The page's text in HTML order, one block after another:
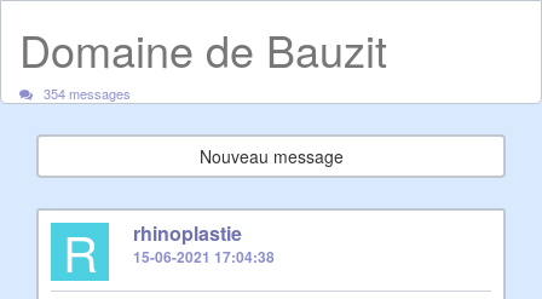
Domaine de Bauzit
354 messages
Nouveau message
R rhinoplastie
15-06-2021 17:04:38